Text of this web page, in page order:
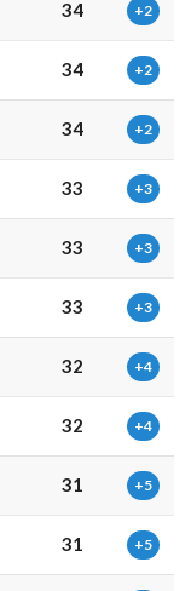
34 +2
34 +2
34 +2
33 +3
33 +3
33 +3
32 +4
32 +4
31 +5
31 +5